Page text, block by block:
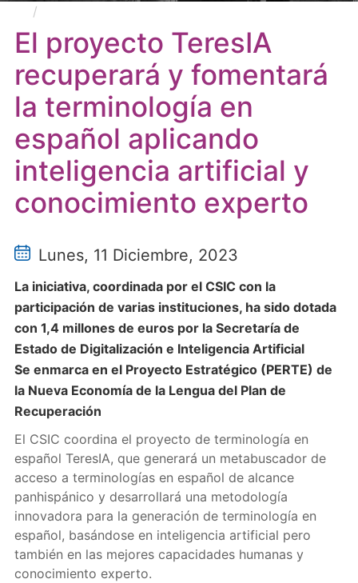
terminología en español aplicando inteligencia
artificial y conocimiento experto
El proyecto TeresIA
recuperará y fomentará
la terminología en
español aplicando
inteligencia artificial y
conocimiento experto
Lunes, 11 Diciembre, 2023
La iniciativa, coordinada por el CSIC con la
participación de varias instituciones, ha sido dotada
con 1,4 millones de euros por la Secretaría de
Estado de Digitalización e Inteligencia Artificial
Se enmarca en el Proyecto Estratégico (PERTE) de
la Nueva Economía de la Lengua del Plan de
Recuperación
El CSIC coordina el proyecto de terminología en
español TeresIA, que generará un metabuscador de
acceso a terminologías en español de alcance
panhispánico y desarrollará una metodología
innovadora para la generación de terminología en
español, basándose en inteligencia artificial pero
también en las mejores capacidades humanas y
conocimiento experto.